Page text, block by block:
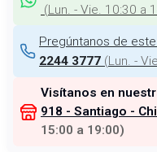
(Lun. - Vie. 10:30 a
Pregúntanos de
2244 3777 (Lun. -
Visítanos en
918 - Santiago -
15:00 a 19:00)